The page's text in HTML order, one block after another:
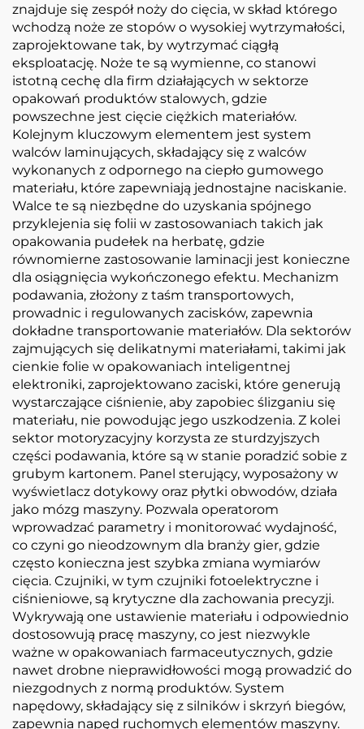
znajduje się zespół noży do cięcia, w skład którego
wchodzą noże ze stopów o wysokiej wytrzymałości,
zaprojektowane tak, by wytrzymać ciągłą
eksploatację. Noże te są wymienne, co stanowi
istotną cechę dla firm działających w sektorze
opakowań produktów stalowych, gdzie
powszechne jest cięcie ciężkich materiałów.
Kolejnym kluczowym elementem jest system
walców laminujących, składający się z walców
wykonanych z odpornego na ciepło gumowego
materiału, które zapewniają jednostajne naciskanie.
Walce te są niezbędne do uzyskania spójnego
przyklejenia się folii w zastosowaniach takich jak
opakowania pudełek na herbatę, gdzie
równomierne zastosowanie laminacji jest konieczne
dla osiągnięcia wykończonego efektu. Mechanizm
podawania, złożony z taśm transportowych,
prowadnic i regulowanych zacisków, zapewnia
dokładne transportowanie materiałów. Dla sektorów
zajmujących się delikatnymi materiałami, takimi jak
cienkie folie w opakowaniach inteligentnej
elektroniki, zaprojektowano zaciski, które generują
wystarczające ciśnienie, aby zapobiec ślizganiu się
materiału, nie powodując jego uszkodzenia. Z kolei
sektor motoryzacyjny korzysta ze sturdzyjszych
części podawania, które są w stanie poradzić sobie z
grubym kartonem. Panel sterujący, wyposażony w
wyświetlacz dotykowy oraz płytki obwodów, działa
jako mózg maszyny. Pozwala operatorom
wprowadzać parametry i monitorować wydajność,
co czyni go nieodzownym dla branży gier, gdzie
często konieczna jest szybka zmiana wymiarów
cięcia. Czujniki, w tym czujniki fotoelektryczne i
ciśnieniowe, są krytyczne dla zachowania precyzji.
Wykrywają one ustawienie materiału i odpowiednio
dostosowują pracę maszyny, co jest niezwykle
ważne w opakowaniach farmaceutycznych, gdzie
nawet drobne nieprawidłowości mogą prowadzić do
niezgodnych z normą produktów. System
napędowy, składający się z silników i skrzyń biegów,
zapewnia napęd ruchomych elementów maszyny.